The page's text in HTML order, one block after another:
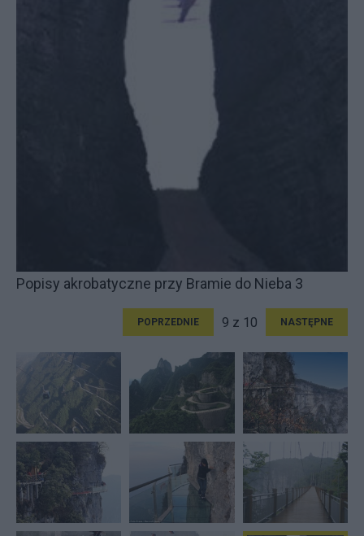
Popisy akrobatyczne przy Bramie do Nieba 3
POPRZEDNIE 9 z 10 NASTĘPNE